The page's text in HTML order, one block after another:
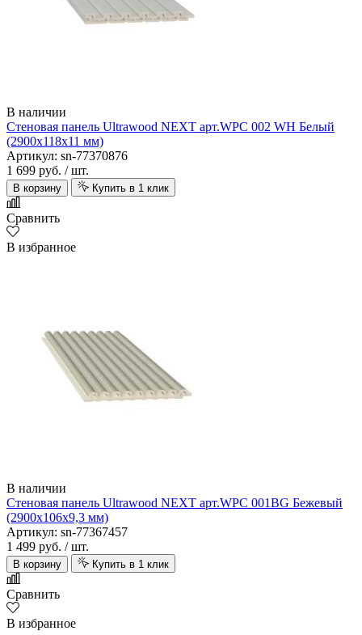
Alsafloor
В наличии
Стеновая панель Ultrawood NEXT арт.WPC 002 WH Белый
(2900х118х11 мм)
Артикул: sn-77370876
1 699 руб. / шт.
В корзину Купить в 1 клик
Сравнить
В избранное
В наличии
Стеновая панель Ultrawood NEXT арт.WPC 001BG Бежевый
(2900х106х9,3 мм)
Артикул: sn-77367457
1 499 руб. / шт.
В корзину Купить в 1 клик
Сравнить
В избранное